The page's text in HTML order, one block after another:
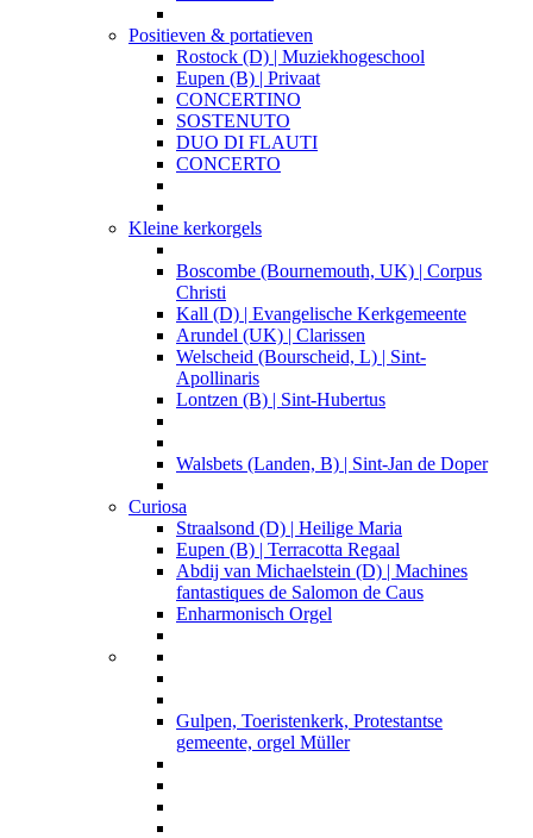
Positieven & portatieven
Rostock (D) | Muziekhogeschool
Eupen (B) | Privaat
CONCERTINO
SOSTENUTO
DUO DI FLAUTI
CONCERTO
Kleine kerkorgels
Boscombe (Bournemouth, UK) | Corpus
Christi
Kall (D) | Evangelische Kerkgemeente
Arundel (UK) | Clarissen
Welscheid (Bourscheid, L) | Sint-
Apollinaris
Lontzen (B) | Sint-Hubertus
Walsbets (Landen, B) | Sint-Jan de Doper
Curiosa
Straalsond (D) | Heilige Maria
Eupen (B) | Terracotta Regaal
Abdij van Michaelstein (D) | Machines
fantastiques de Salomon de Caus
Enharmonisch Orgel
Gulpen, Toeristenkerk, Protestantse
gemeente, orgel Müller